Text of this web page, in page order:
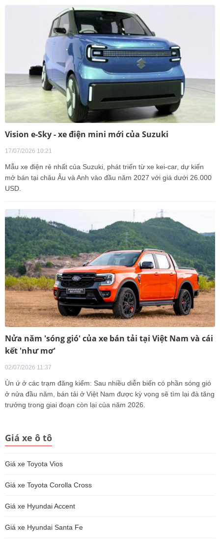
Vision e-Sky - xe điện mini mới của Suzuki
17/07/2026 10:21
Mẫu xe điện rẻ nhất của Suzuki, phát triển từ xe kei-car, dự kiến
mở bán tại châu Âu và Anh vào đầu năm 2027 với giá dưới 26.000
USD.
Nửa năm 'sóng gió' của xe bán tải tại Việt Nam và cái
kết 'như mơ'
02/07/2026 11:37
Ùn ứ ở các trạm đăng kiểm: Sau nhiều diễn biến có phần sóng gió
ở nửa đầu năm, bán tải ở Việt Nam được kỳ vọng sẽ tìm lại đà tăng
trưởng trong giai đoạn còn lại của năm 2026.
Giá xe ô tô
Giá xe Toyota Vios
Giá xe Toyota Corolla Cross
Giá xe Hyundai Accent
Giá xe Hyundai Santa Fe